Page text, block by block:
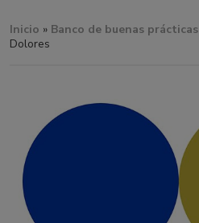
Inicio » Banco de buenas prácticas
Dolores